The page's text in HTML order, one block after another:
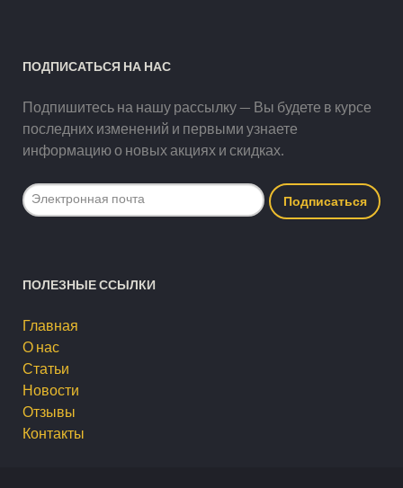
ПОДПИСАТЬСЯ НА НАС
Подпишитесь на нашу рассылку — Вы будете в курсе
последних изменений и первыми узнаете
информацию о новых акциях и скидках.
ПОЛЕЗНЫЕ ССЫЛКИ
Главная
О нас
Статьи
Новости
Отзывы
Контакты